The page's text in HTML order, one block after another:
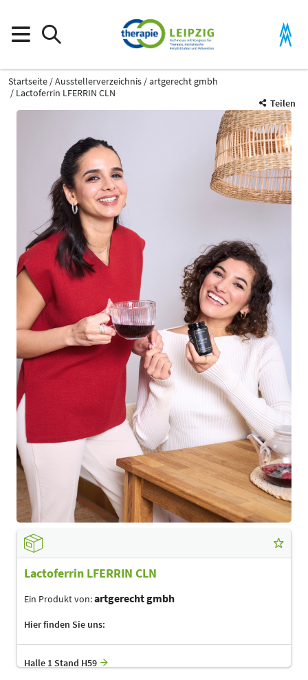
Startseite Ausstellerverzeichnis
artgerecht gmbh
Lactoferrin LFERRIN CLN
Teilen
Lactoferrin LFERRIN CLN
Ein Produkt von:artgerecht gmbh
Hier finden Sie uns:
Halle 1 Stand H59